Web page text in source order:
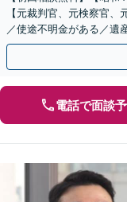
【元裁判官、元検察官
／使途不明金がある／遺
相談ください【他士業連
電話で面談